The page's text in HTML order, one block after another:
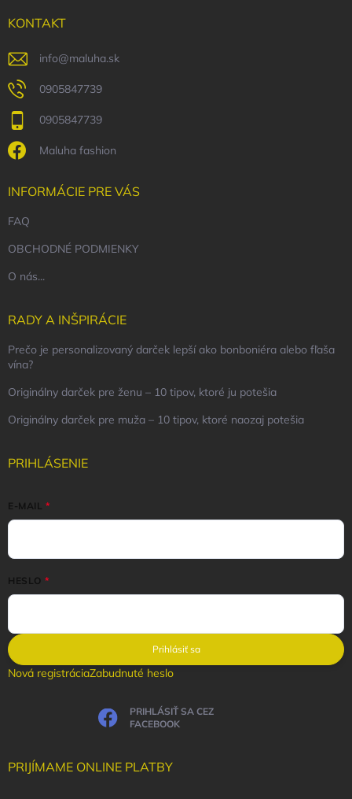
KONTAKT
info@maluha.sk
0905847739
0905847739
Maluha fashion
INFORMÁCIE PRE VÁS
FAQ
OBCHODNÉ PODMIENKY
O nás...
RADY A INŠPIRÁCIE
Prečo je personalizovaný darček lepší ako bonboniéra alebo fľaša
vína?
Originálny darček pre ženu – 10 tipov, ktoré ju potešia
Originálny darček pre muža – 10 tipov, ktoré naozaj potešia
PRIHLÁSENIE
E-MAIL
HESLO
Prihlásiť sa
Nová registráciaZabudnuté heslo
PRIHLÁSIŤ SA CEZ
FACEBOOK
PRIJÍMAME ONLINE PLATBY